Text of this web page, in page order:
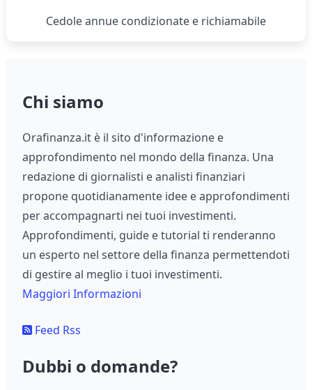
Cedole annue condizionate e richiamabile
Chi siamo
Orafinanza.it è il sito d'informazione e
approfondimento nel mondo della finanza. Una
redazione di giornalisti e analisti finanziari
propone quotidianamente idee e approfondimenti
per accompagnarti nei tuoi investimenti.
Approfondimenti, guide e tutorial ti renderanno
un esperto nel settore della finanza permettendoti
di gestire al meglio i tuoi investimenti.
Maggiori Informazioni
Feed Rss
Dubbi o domande?